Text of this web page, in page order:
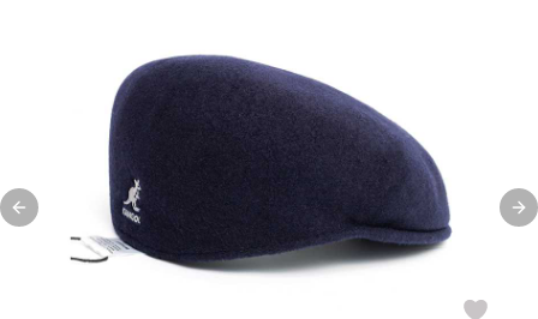
Previous slide